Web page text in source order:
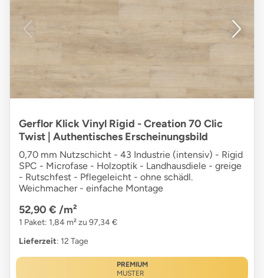
Gerflor Klick Vinyl Rigid - Creation 70 Clic
Twist | Authentisches Erscheinungsbild
0,70 mm Nutzschicht - 43 Industrie (intensiv) - Rigid
SPC - Microfase - Holzoptik - Landhausdiele - greige
- Rutschfest - Pflegeleicht - ohne schädl.
Weichmacher - einfache Montage
52,90 € /m²
1 Paket: 1,84 m² zu 97,34 €
Lieferzeit: 12 Tage
PREMIUM
MUSTER